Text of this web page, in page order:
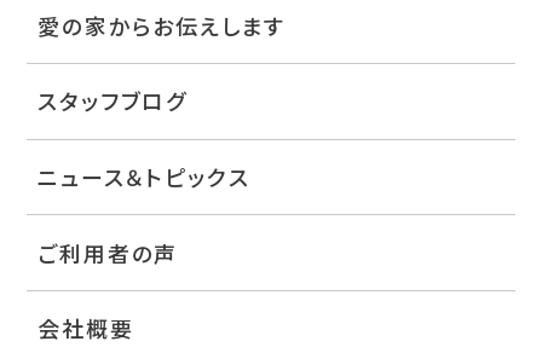
愛の家からお伝えします
スタッフブログ
ニュース＆トピックス
ご利用者の声
会社概要